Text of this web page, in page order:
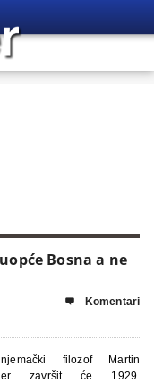
Bosna a ne
 Komentari
filozof Martin
završit će 1929.